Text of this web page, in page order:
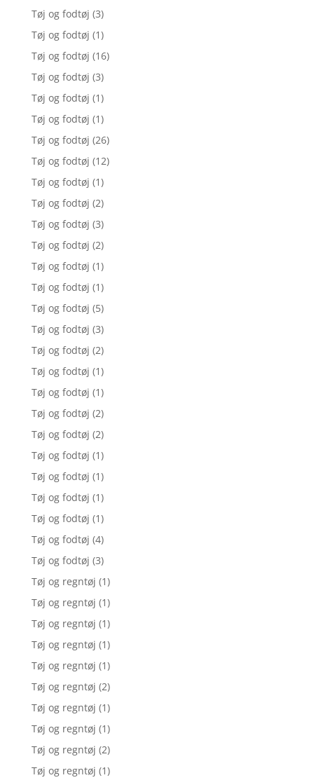
Tøj og fodtøj (3)
Tøj og fodtøj (1)
Tøj og fodtøj (16)
Tøj og fodtøj (3)
Tøj og fodtøj (1)
Tøj og fodtøj (1)
Tøj og fodtøj (26)
Tøj og fodtøj (12)
Tøj og fodtøj (1)
Tøj og fodtøj (2)
Tøj og fodtøj (3)
Tøj og fodtøj (2)
Tøj og fodtøj (1)
Tøj og fodtøj (1)
Tøj og fodtøj (5)
Tøj og fodtøj (3)
Tøj og fodtøj (2)
Tøj og fodtøj (1)
Tøj og fodtøj (1)
Tøj og fodtøj (2)
Tøj og fodtøj (2)
Tøj og fodtøj (1)
Tøj og fodtøj (1)
Tøj og fodtøj (1)
Tøj og fodtøj (1)
Tøj og fodtøj (4)
Tøj og fodtøj (3)
Tøj og regntøj (1)
Tøj og regntøj (1)
Tøj og regntøj (1)
Tøj og regntøj (1)
Tøj og regntøj (1)
Tøj og regntøj (2)
Tøj og regntøj (1)
Tøj og regntøj (1)
Tøj og regntøj (2)
Tøj og regntøj (1)